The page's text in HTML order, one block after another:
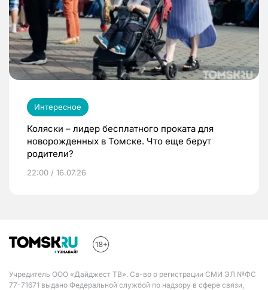
Интересное
Коляски – лидер бесплатного проката для
новорожденных в Томске. Что еще берут
родители?
22:00 / 16.07.26
Учредитель ООО «Дайджест ТВ». Св-во о регистрации СМИ ЭЛ №ФС
77-71671 выдано Федеральной службой по надзору в сфере связи,